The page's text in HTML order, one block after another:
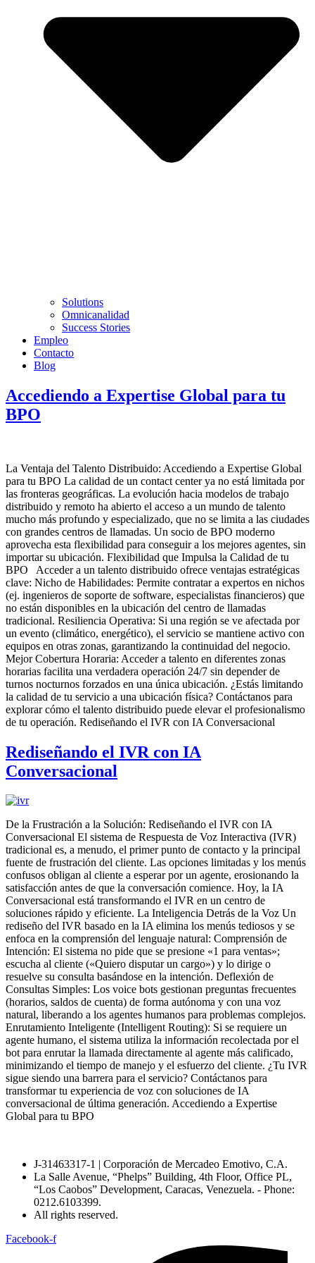
Solutions
Omnicanalidad
Success Stories
Empleo
Contacto
Blog
Accediendo a Expertise Global para tu
BPO
La Ventaja del Talento Distribuido: Accediendo a Expertise Global
para tu BPO La calidad de un contact center ya no está limitada por
las fronteras geográficas. La evolución hacia modelos de trabajo
distribuido y remoto ha abierto el acceso a un mundo de talento
mucho más profundo y especializado, que no se limita a las ciudades
con grandes centros de llamadas. Un socio de BPO moderno
aprovecha esta flexibilidad para conseguir a los mejores agentes, sin
importar su ubicación. Flexibilidad que Impulsa la Calidad de tu
BPO Acceder a un talento distribuido ofrece ventajas estratégicas
clave: Nicho de Habilidades: Permite contratar a expertos en nichos
(ej. ingenieros de soporte de software, especialistas financieros) que
no están disponibles en la ubicación del centro de llamadas
tradicional. Resiliencia Operativa: Si una región se ve afectada por
un evento (climático, energético), el servicio se mantiene activo con
equipos en otras zonas, garantizando la continuidad del negocio.
Mejor Cobertura Horaria: Acceder a talento en diferentes zonas
horarias facilita una verdadera operación 24/7 sin depender de
turnos nocturnos forzados en una única ubicación. ¿Estás limitando
la calidad de tu servicio a una ubicación física? Contáctanos para
explorar cómo el talento distribuido puede elevar el profesionalismo
de tu operación. Rediseñando el IVR con IA Conversacional
Rediseñando el IVR con IA
Conversacional
De la Frustración a la Solución: Rediseñando el IVR con IA
Conversacional El sistema de Respuesta de Voz Interactiva (IVR)
tradicional es, a menudo, el primer punto de contacto y la principal
fuente de frustración del cliente. Las opciones limitadas y los menús
confusos obligan al cliente a esperar por un agente, erosionando la
satisfacción antes de que la conversación comience. Hoy, la IA
Conversacional está transformando el IVR en un centro de
soluciones rápido y eficiente. La Inteligencia Detrás de la Voz Un
rediseño del IVR basado en la IA elimina los menús tediosos y se
enfoca en la comprensión del lenguaje natural: Comprensión de
Intención: El sistema no pide que se presione «1 para ventas»;
escucha al cliente («Quiero disputar un cargo») y lo dirige o
resuelve su consulta basándose en la intención. Deflexión de
Consultas Simples: Los voice bots gestionan preguntas frecuentes
(horarios, saldos de cuenta) de forma autónoma y con una voz
natural, liberando a los agentes humanos para problemas complejos.
Enrutamiento Inteligente (Intelligent Routing): Si se requiere un
agente humano, el sistema utiliza la información recolectada por el
bot para enrutar la llamada directamente al agente más calificado,
minimizando el tiempo de manejo y el esfuerzo del cliente. ¿Tu IVR
sigue siendo una barrera para el servicio? Contáctanos para
transformar tu experiencia de voz con soluciones de IA
conversacional de última generación. Accediendo a Expertise
Global para tu BPO
J-31463317-1 | Corporación de Mercadeo Emotivo, C.A.
La Salle Avenue, “Phelps” Building, 4th Floor, Office PL,
“Los Caobos” Development, Caracas, Venezuela. - Phone:
0212.6103399.
All rights reserved.
Facebook-f